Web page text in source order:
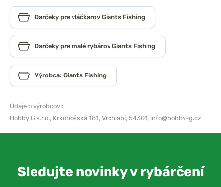
Darčeky pre vláčkarov Giants Fishing
Darčeky pre malé rybárov Giants Fishing
Výrobca: Giants Fishing
Údaje o výrobcovi:
Hobby G s.r.o., Krkonošská 181, Vrchlabí, 54301, info@hobby-g.cz
Sledujte novinky v rybárčení